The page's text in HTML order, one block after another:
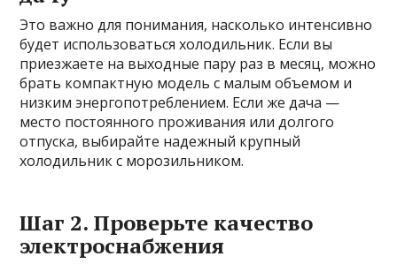
Это важно для понимания, насколько интенсивно
будет использоваться холодильник. Если вы
приезжаете на выходные пару раз в месяц, можно
брать компактную модель с малым объемом и
низким энергопотреблением. Если же дача —
место постоянного проживания или долгого
отпуска, выбирайте надежный крупный
холодильник с морозильником.
Шаг 2. Проверьте качество
электроснабжения